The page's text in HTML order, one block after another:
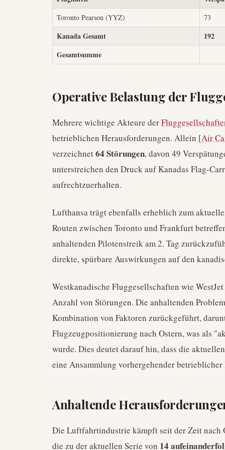
Toronto Pearson (YYZ) 73
Kanada Gesamt
192
Gesamtsumme
Operative Belastung der
Mehrere wichtige Akteure der
betrieblichen Herausforderungen. Allein [Air
verzeichnet64 Störungen, davon 49
unterstreichen den Druck auf Kanadas Flag-
aufrechtzuerhalten.
Lufthansa trägt ebenfalls erheblich zum
Routen zwischen Toronto und Frankfurt
anhaltenden Pilotenstreik am 2. Tag
direkte, spürbare Auswirkungen auf den
Westkanadische Fluggesellschaften wie
Anzahl von Störungen. Die anhaltenden
Kombination von Faktoren zurückgeführt,
Flugzeugpositionierung nach Ostern, was als
wurde. Dies deutet darauf hin, dass die
eine Ansammlung vorhergehender
Anhaltende
Die Luftfahrtindustrie kämpft seit der Zeit nach
die zu der aktuellen Serie von 14